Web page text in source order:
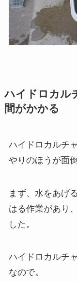
ハイドロカル
間がかかる
ハイドロカルチ
やりのほうが面
まず、水をあげ
はる作業があり
した。
ハイドロカルチ
なので。